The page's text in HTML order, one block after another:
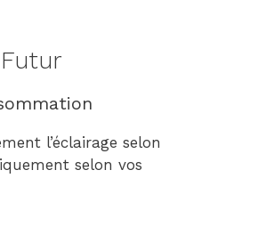
l’éclairage selon
selon vos